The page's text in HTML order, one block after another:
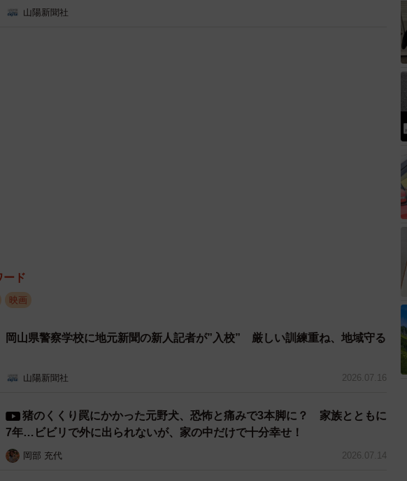
山陽新聞社
ード
映画
岡山県警察学校に地元新聞の新人記者が”入校” 厳しい訓練重ね、地域守る
山陽新聞社 2026.07.16
猪のくくり罠にかかった元野犬、恐怖と痛みで3本脚に？ 家族とともに
7年…ビビリで外に出られないが、家の中だけで十分幸せ！
岡部 充代 2026.07.14